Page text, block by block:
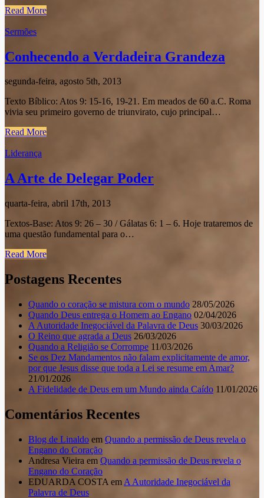
Read More
Sermões
Conhecendo a Verdadeira Grandeza
segunda-feira, agosto 5th, 2013
Texto Bíblico: Atos 9: 15-16, 19-21. Em meados de 60 a.C. Roma
vivia seu primeiro governo de triunvirato, cujo principal…
Read More
Liderança
A Arte de Delegar Poder
quarta-feira, abril 17th, 2013
Textos-Base: Atos 9: 26 – 30 / Gálatas 6: 1 – 6. Hoje trataremos de
uma questão fundamental para o…
Read More
Postagens Recentes
Quando o coração se mistura com o mundo 28/05/2026
Quando Deus entrega o Homem ao Engano 02/04/2026
A Autoridade Inegociável da Palavra de Deus 30/03/2026
O Reino que agrada a Deus 26/03/2026
Quando a Religião se Corrompe 11/03/2026
Se os Dez Mandamentos não falam explicitamente de amor,
por que Jesus disse que toda a Lei se resume em Amar?
21/01/2026
A Fidelidade de Deus em um Mundo ainda Caído 11/01/2026
Comentários Recentes
Blog de Linaldo em Quando a permissão de Deus revela o
Engano do Coração
Andresa Vieira em Quando a permissão de Deus revela o
Engano do Coração
EDUARDA COSTA em A Autoridade Inegociável da
Palavra de Deus